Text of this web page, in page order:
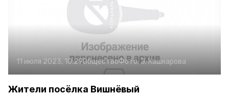
11 июля 2023, 10:29ОбществоФото:Э. Кашкарова
Жители посёлка Вишнёвый